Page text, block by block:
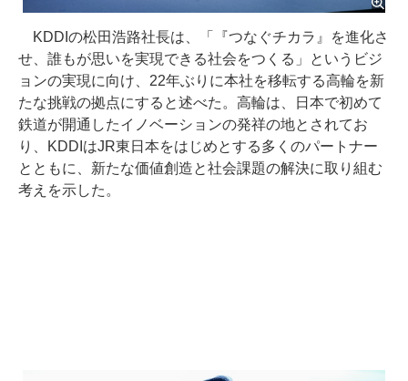
KDDIの松田浩路社長は、「『つなぐチカラ』を進化さ
せ、誰もが思いを実現できる社会をつくる」というビジ
ョンの実現に向け、22年ぶりに本社を移転する高輪を新
たな挑戦の拠点にすると述べた。高輪は、日本で初めて
鉄道が開通したイノベーションの発祥の地とされてお
り、KDDIはJR東日本をはじめとする多くのパートナー
とともに、新たな価値創造と社会課題の解決に取り組む
考えを示した。